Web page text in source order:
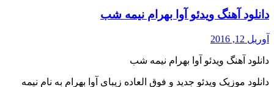
دانلود آهنگ ویدئو آوا بهرام نیمه شب
آوریل 12, 2016
دانلود آهنگ ویدئو آوا بهرام نیمه شب
دانلود موزیک ویدئو جدید و فوق العاده زیبای آوا بهرام به نام نیمه